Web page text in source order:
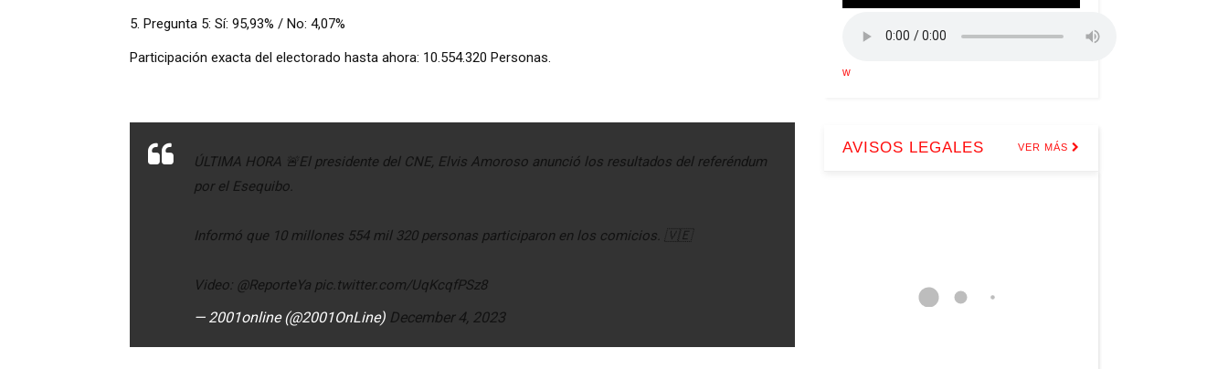
5. Pregunta 5: Sí: 95,93% / No: 4,07%
Participación exacta del electorado hasta ahora: 10.554.320 Personas.
ÚLTIMA HORA 🚨El presidente del CNE, Elvis Amoroso anunció los resultados del referéndum
por el Esequibo.
Informó que 10 millones 554 mil 320 personas participaron en los comicios. 🇻🇪
Video: @ReporteYa pic.twitter.com/UqKcqfPSz8
— 2001online (@2001OnLine) December 4, 2023
w
AVISOS LEGALES VER MÁS